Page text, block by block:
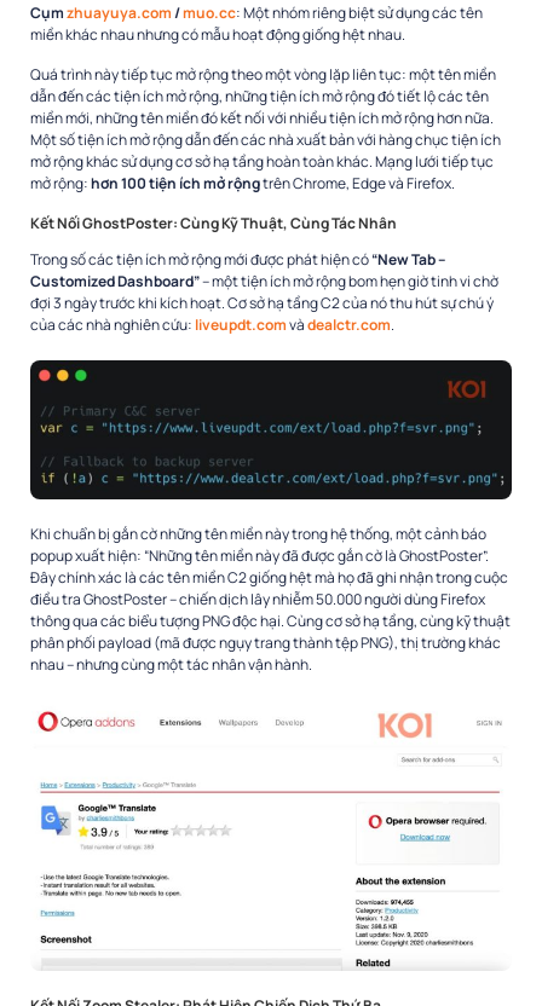
Cụmzhuayuya.com/muo.cc: Một nhóm riêng biệt sử dụng các tên
miền khác nhau nhưng có mẫu hoạt động giống hệt nhau.​
Quá trình này tiếp tục mở rộng theo một vòng lặp liên tục: một tên miền
dẫn đến các tiện ích mở rộng, những tiện ích mở rộng đó tiết lộ các tên
miền mới, những tên miền đó kết nối với nhiều tiện ích mở rộng hơn nữa.
Một số tiện ích mở rộng dẫn đến các nhà xuất bản với hàng chục tiện ích
mở rộng khác sử dụng cơ sở hạ tầng hoàn toàn khác. Mạng lưới tiếp tục
mở rộng:hơn 100 tiện ích mở rộngtrên Chrome, Edge và Firefox.​
Kết Nối GhostPoster: Cùng Kỹ Thuật, Cùng Tác Nhân
Trong số các tiện ích mở rộng mới được phát hiện có“New Tab –
Customized Dashboard”– một tiện ích mở rộng bom hẹn giờ tinh vi chờ
đợi 3 ngày trước khi kích hoạt. Cơ sở hạ tầng C2 của nó thu hút sự chú ý
của các nhà nghiên cứu: liveupdt.comvàdealctr.com.​
Khi chuẩn bị gắn cờ những tên miền này trong hệ thống, một cảnh báo
popup xuất hiện: “Những tên miền này đã được gắn cờ là GhostPoster”.
Đây chính xác là các tên miền C2 giống hệt mà họ đã ghi nhận trong cuộc
điều tra GhostPoster – chiến dịch lây nhiễm 50.000 người dùng Firefox
thông qua các biểu tượng PNG độc hại. Cùng cơ sở hạ tầng, cùng kỹ thuật
phân phối payload (mã được ngụy trang thành tệp PNG), thị trường khác
nhau – nhưng cùng một tác nhân vận hành.​